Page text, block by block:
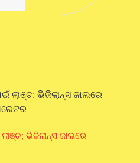
ଭିଜିଲାନ୍ସ ଜାଲରେ